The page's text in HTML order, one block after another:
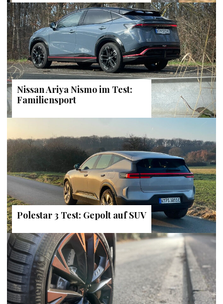
Nissan Ariya Nismo im Test:
Familiensport
Polestar 3 Test: Gepolt auf SUV